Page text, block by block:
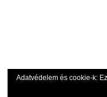
Adatvédelem és cookie-k: